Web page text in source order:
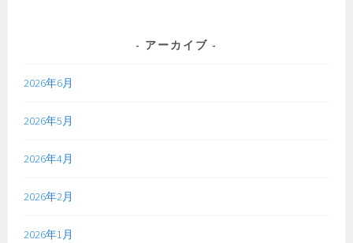
アーカイブ
2026年6月
2026年5月
2026年4月
2026年2月
2026年1月